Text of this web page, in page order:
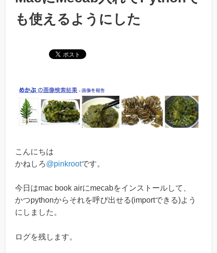
も使えるようにした
こんにちは
かねしろ@pinkrootです。
今日はmac book airにmecabをインストールして、
かつpythonからそれを呼び出せる(importできる)よう
にしました。
ログを残します。